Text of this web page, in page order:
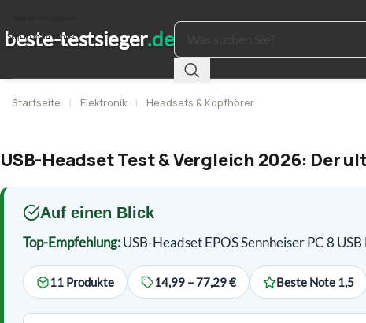
Skip to main content
Startseite | Elektronik | Headsets & Kopfhörer
USB-Headset Test & Vergleich 2026: Der
Auf einen Blick
Top-Empfehlung:USB-Headset EPOS Sennheiser PC 8
11 Produkte 14,99 – 77,29 € Beste Note 1,5